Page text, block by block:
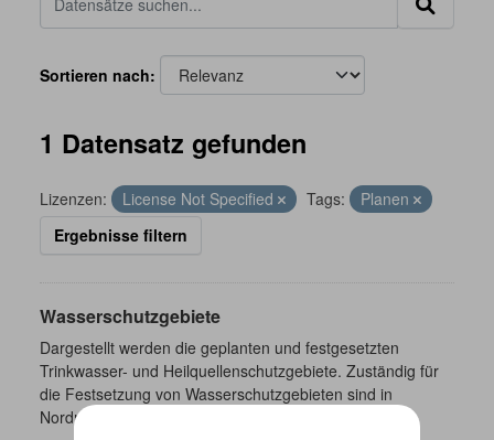
Sortieren nach
1 Datensatz gefunden
Lizenzen: License Not Specified Tags:
Planen
Ergebnisse filtern
Wasserschutzgebiete
Dargestellt werden die geplanten und festgesetzten
Trinkwasser- und Heilquellenschutzgebiete. Zuständig für
die Festsetzung von Wasserschutzgebieten sind in
Nordrhein-Westfalen...